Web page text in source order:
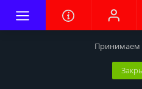
Принимаем